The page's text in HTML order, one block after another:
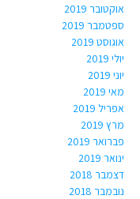
אוקטובר 2019
ספטמבר 2019
אוגוסט 2019
יולי 2019
יוני 2019
מאי 2019
אפריל 2019
מרץ 2019
פברואר 2019
ינואר 2019
דצמבר 2018
נובמבר 2018